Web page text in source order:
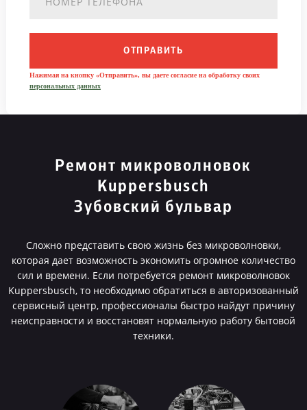
ОТПРАВИТЬ
Нажимая на кнопку «Отправить», вы даете согласие на обработку своих
персональных данных
Ремонт микроволновок
Kuppersbusch
Зубовский бульвар
Сложно представить свою жизнь без микроволновки,
которая дает возможность экономить огромное количество
сил и времени. Если потребуется ремонт микроволновок
Kuppersbusch, то необходимо обратиться в авторизованный
сервисный центр, профессионалы быстро найдут причину
неисправности и восстановят нормальную работу бытовой
техники.